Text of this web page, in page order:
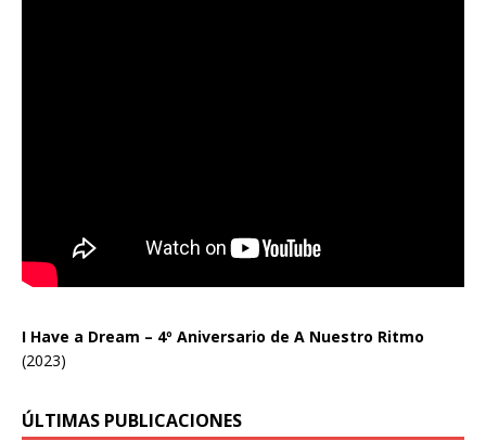
I Have a Dream – 4º Aniversario de A Nuestro Ritmo
(2023)
ÚLTIMAS PUBLICACIONES